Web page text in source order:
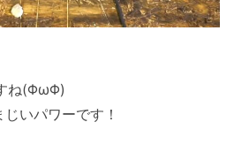
ね(ΦωΦ)
いパワーです！